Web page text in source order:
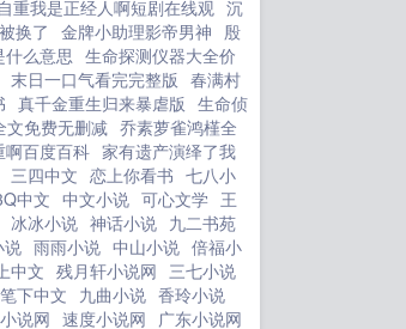
重我是正经人啊短剧在线观 沉
换了 金牌小助理影帝男神 殷
什么意思 生命探测仪器大全价
末日一口气看完完整版 春满村
真千金重生归来暴虐版 生命侦
文免费无删减 乔素萝雀鸿槿全
啊百度百科 家有遗产演绎了我
三四中文 恋上你看书 七八小
中文 中文小说 可心文学 王
冰冰小说 神话小说 九二书苑
说 雨雨小说 中山小说 倍福小
中文 残月轩小说网 三七小说
笔下中文 九曲小说 香玲小说
说网 速度小说网 广东小说网